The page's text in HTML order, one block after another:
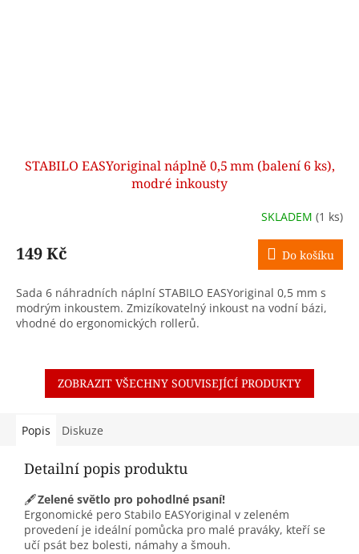
STABILO EASYoriginal náplně 0,5 mm (balení 6 ks),
modré inkousty
SKLADEM (1 ks)
149 Kč Do košíku
Sada 6 náhradních náplní STABILO EASYoriginal 0,5 mm s
modrým inkoustem. Zmizíkovatelný inkoust na vodní bázi,
vhodné do ergonomických rollerů.
ZOBRAZIT VŠECHNY SOUVISEJÍCÍ PRODUKTY
Popis Diskuze
Detailní popis produktu
🖋️Zelené světlo pro pohodlné psaní!
Ergonomické pero Stabilo EASYoriginal v zeleném
provedení je ideální pomůcka pro malé praváky, kteří se
učí psát bez bolesti, námahy a šmouh.